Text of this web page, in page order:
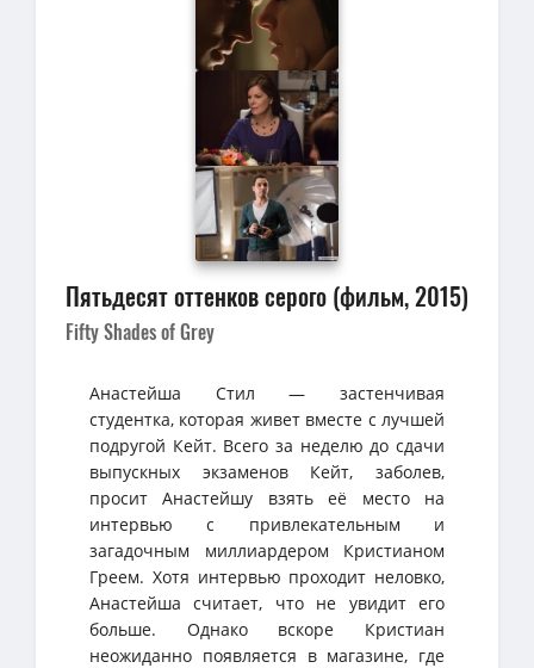
Пятьдесят оттенков серого (фильм, 2015)
Fifty Shades of Grey
Анастейша Стил — застенчивая
студентка, которая живет вместе с лучшей
подругой Кейт. Всего за неделю до сдачи
выпускных экзаменов Кейт, заболев,
просит Анастейшу взять её место на
интервью с привлекательным и
загадочным миллиардером Кристианом
Греем. Хотя интервью проходит неловко,
Анастейша считает, что не увидит его
больше. Однако вскоре Кристиан
неожиданно появляется в магазине, где